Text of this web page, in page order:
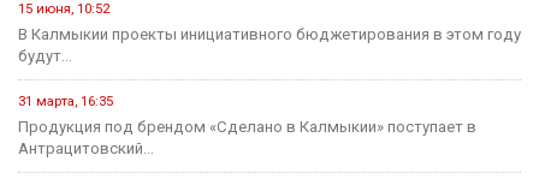
15 июня, 10:52
В Калмыкии проекты инициативного бюджетирования в этом году
будут...
31 марта, 16:35
Продукция под брендом «Сделано в Калмыкии» поступает в
Антрацитовский...